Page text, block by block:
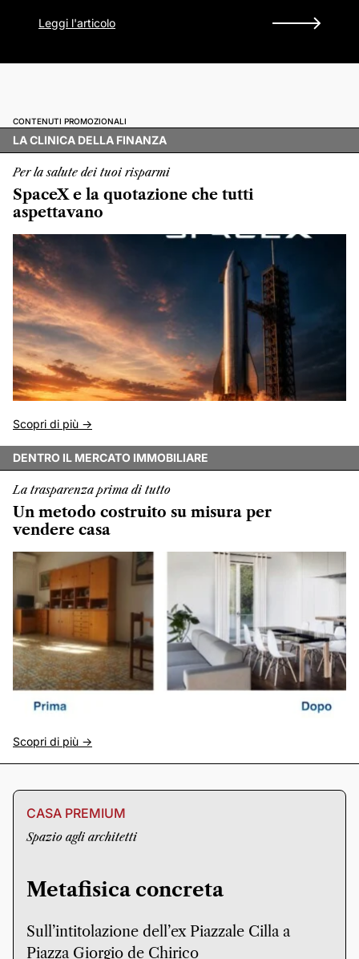
Leggi l'articolo
CONTENUTI PROMOZIONALI
LA CLINICA DELLA FINANZA
Per la salute dei tuoi risparmi
SpaceX e la quotazione che tutti
aspettavano
Scopri di più ->
DENTRO IL MERCATO IMMOBILIARE
La trasparenza prima di tutto
Un metodo costruito su misura per
vendere casa
Scopri di più ->
CASA PREMIUM
Spazio agli architetti
Metafisica concreta
Sull’intitolazione dell’ex Piazzale Cilla a
Piazza Giorgio de Chirico